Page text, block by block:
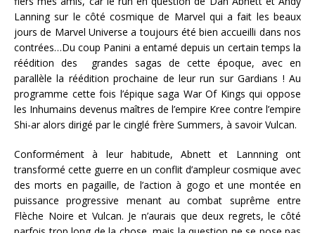
Lanning sur le côté cosmique de Marvel qui a fait les beaux
jours de Marvel Universe a toujours été bien accueilli dans nos
contrées…Du coup Panini a entamé depuis un certain temps la
réédition des grandes sagas de cette époque, avec en
parallèle la réédition prochaine de leur run sur Gardians ! Au
programme cette fois l’épique saga War Of Kings qui oppose
les Inhumains devenus maîtres de l’empire Kree contre l’empire
Shi-ar alors dirigé par le cinglé frère Summers, à savoir Vulcan.
Conformément à leur habitude, Abnett et Lannning ont
transformé cette guerre en un conflit d’ampleur cosmique avec
des morts en pagaille, de l’action à gogo et une montée en
puissance progressive menant au combat suprême entre
Flèche Noire et Vulcan. Je n’aurais que deux regrets, le côté